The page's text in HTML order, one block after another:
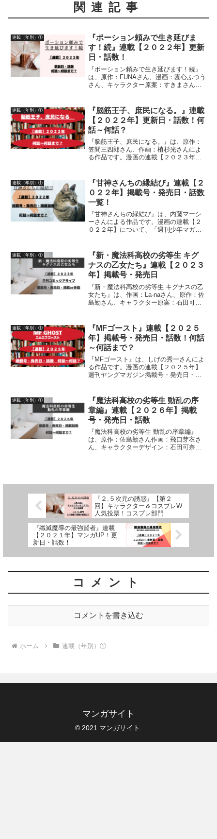
関連記事
連載（年別）①
『ポーション頼みで生き延びま
す！続』連載【２０２２年】更新
日・話数！
『ポーション頼みで生き延びます！続』
は、原作：FUNAさん、漫画：園心ふつう
さん、キャラクター原案：すきまさんに
について、紹介しています
連載（年別）①
『脳筋王子、庶民になる。』連載
【２０２２年】更新日・話数！何
話～何話？
『脳筋王子、庶民になる。』は、原作：
笠間三四郎さん、作画：植杉光さんによ
る作品です。漫画の連載【２０２３年】
す
連載（年別）①
『甘神さんちの縁結び』連載【２
０２２年】掲載号・発売日・話数
一覧！
『甘神さんちの縁結び』は、内藤マーシ
ーさんによる作品です。漫画の連載【２
０２２年】について、「週刊少年マガジ
連載（年別）①
『新・魔法科高校の劣等生 キグ
ナスの乙女たち』連載【２０２３
年】掲載号・発売日
『新・魔法科高校の劣等生 キグナスの乙
女たち』は、作画：La-naさん、原作：佐
島勤さん、キャラクター原案：石田可奈
発売日、掲載or休載について、詳しく紹
介しています
連載（年別）①
『MFゴースト』連載【２０２５
年】掲載号・発売日・話数！何話
～何話まで？
『MFゴースト』は、しげの秀一さんによ
る作品です。漫画の連載【２０２５年】
週刊ヤングマガジン掲載号・発売日・話
連載（年別）①
『魔法科高校の劣等生 動乱の序
章編』連載【２０２６年】掲載
号・発売日・話数
『魔法科高校の劣等生 動乱の序章編』
は、原作：佐島勤さん作画：飛口芽衣さ
ん、キャラクターデザイン：石田可奈さ
『２.５次元の誘惑』【第２
回】キャラクター＆コスプレW
人気投票！コスプレ部門
『殲滅魔導の最強賢者』連載
【２０２１年】マンガUP！更
新日・話数！
コメント
コメントを書き込む
ホーム 連載（年別）①
マンガサイト
© 2021 マンガサイト.